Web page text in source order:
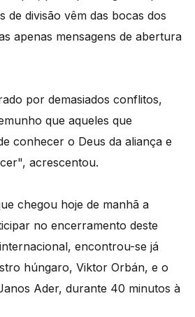
de divisão vêm das bocas dos
apenas mensagens de abertura
por demasiados conflitos,
que aqueles que
conhecer o Deus da aliança e
acrescentou.
chegou hoje de manhã a
no encerramento deste
encontrou-se já
húngaro, Viktor Orbán, e o
Ader, durante 40 minutos à